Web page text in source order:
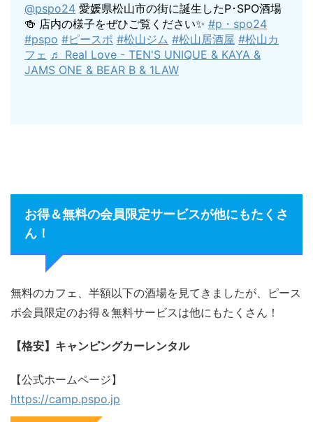
@pspo24 愛媛県松山市の街に誕生したP･SPO酒場
🍻 店内の様子をぜひご覧ください✨️ #p・spo24
#pspo #ピースポ #松山ジム #松山居酒屋 #松山カ
フェ ♬ Real Love - TEN'S UNIQUE & KAYA &
JAMS ONE & BEAR B & 1LAW
お得＆無料の会員限定サービスが他にもたくさ
ん！
無料のカフェ、半額以下の酒場を見てきましたが、ピース
ポ会員限定のお得＆無料サービスは他にもたくさん！
【格安】キャンピングカーレンタル
【公式ホームページ】
https://camp.pspo.jp